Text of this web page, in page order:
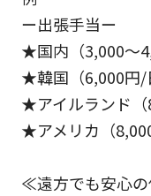
ー出張手当ー
★国内（3,000～
★韓国（6,000円/
★アイルランド（
★アメリカ（
≪遠方でも安心